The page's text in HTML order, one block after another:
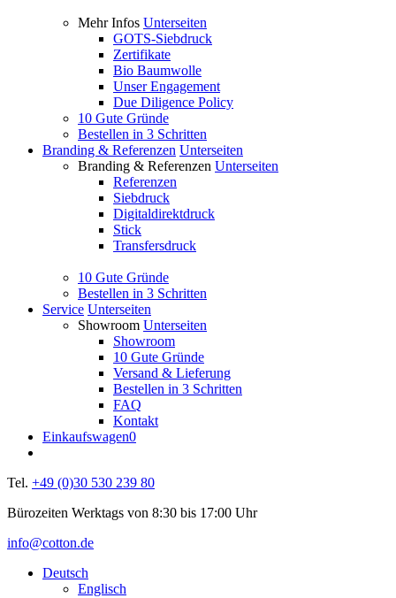
Mehr Infos Unterseiten
GOTS-Siebdruck
Zertifikate
Bio Baumwolle
Unser Engagement
Due Diligence Policy
10 Gute Gründe
Bestellen in 3 Schritten
Branding & Referenzen Unterseiten
Branding & Referenzen Unterseiten
Referenzen
Siebdruck
Digitaldirektdruck
Stick
Transfersdruck
10 Gute Gründe
Bestellen in 3 Schritten
Service Unterseiten
Showroom Unterseiten
Showroom
10 Gute Gründe
Versand & Lieferung
Bestellen in 3 Schritten
FAQ
Kontakt
Einkaufswagen0
Tel. +49 (0)30 530 239 80
Bürozeiten Werktags von 8:30 bis 17:00 Uhr
info@cotton.de
Deutsch
Englisch